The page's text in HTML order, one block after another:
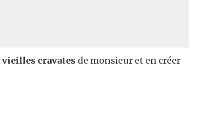
vieilles cravates de monsieur et en créer